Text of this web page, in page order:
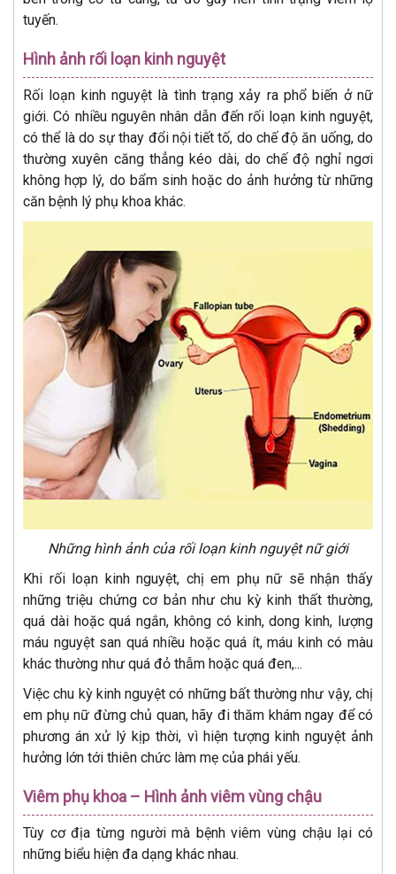
tuyến.
Hình ảnh rối loạn kinh nguyệt
Rối loạn kinh nguyệt là tình trạng xảy ra phổ biến ở nữ
giới. Có nhiều nguyên nhân dẫn đến rối loạn kinh nguyệt,
có thể là do sự thay đổi nội tiết tố, do chế độ ăn uống, do
thường xuyên căng thẳng kéo dài, do chế độ nghỉ ngơi
không hợp lý, do bẩm sinh hoặc do ảnh hưởng từ những
căn bệnh lý phụ khoa khác.
Những hình ảnh của rối loạn kinh nguyệt nữ giới
Khi rối loạn kinh nguyệt, chị em phụ nữ sẽ nhận thấy
những triệu chứng cơ bản như chu kỳ kinh thất thường,
quá dài hoặc quá ngắn, không có kinh, dong kinh, lượng
máu nguyệt san quá nhiều hoặc quá ít, máu kinh có màu
khác thường như quá đỏ thẫm hoặc quá đen,...
Việc chu kỳ kinh nguyệt có những bất thường như vậy, chị
em phụ nữ đừng chủ quan, hãy đi thăm khám ngay để có
phương án xử lý kịp thời, vì hiện tượng kinh nguyệt ảnh
hưởng lớn tới thiên chức làm mẹ của phái yếu.
Viêm phụ khoa – Hình ảnh viêm vùng chậu
Tùy cơ địa từng người mà bệnh viêm vùng chậu lại có
những biểu hiện đa dạng khác nhau.